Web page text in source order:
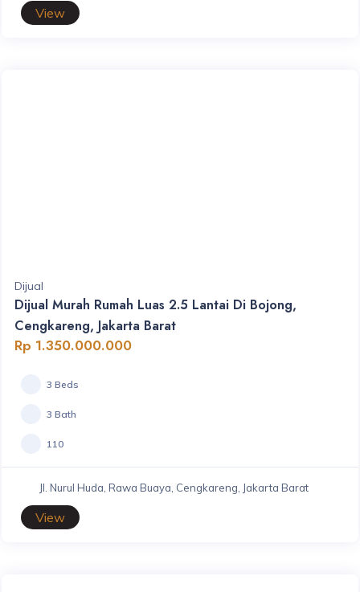
View
Dijual
Dijual Murah Rumah Luas 2.5 Lantai Di Bojong,
Cengkareng, Jakarta Barat
Rp 1.350.000.000
3 Beds
3 Bath
110
Jl. Nurul Huda, Rawa Buaya, Cengkareng, Jakarta Barat
View